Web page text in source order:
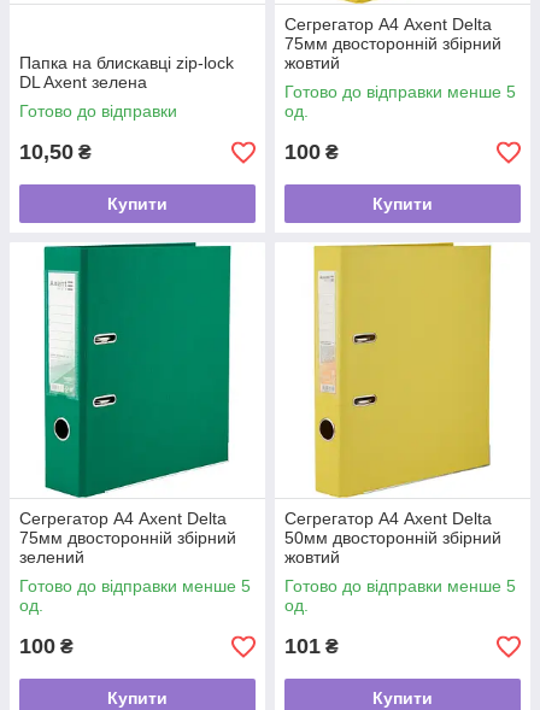
Папка на блискавці zip-lock
DL Axent зелена
Готово до відправки
10,50 ₴
Купити
Сегрегатор А4 Axent Delta
75мм двосторонній збірний
жовтий
Готово до відправки менше 5
од.
100 ₴
Купити
Сегрегатор А4 Axent Delta
75мм двосторонній збірний
зелений
Готово до відправки менше 5
од.
100 ₴
Купити
Сегрегатор А4 Axent Delta
50мм двосторонній збірний
жовтий
Готово до відправки менше 5
од.
101 ₴
Купити